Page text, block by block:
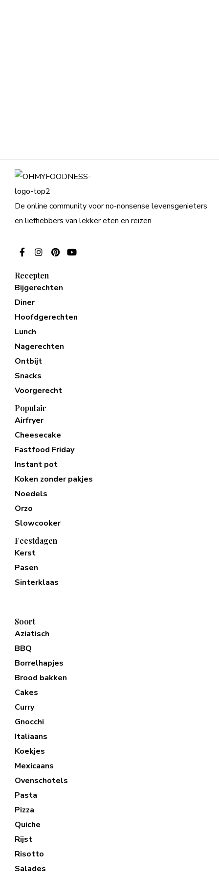
De online community voor no-nonsense levensgenieters
en liefhebbers van lekker eten en reizen
Recepten
Bijgerechten
Diner
Hoofdgerechten
Lunch
Nagerechten
Ontbijt
Snacks
Voorgerecht
Populair
Airfryer
Cheesecake
Fastfood Friday
Instant pot
Koken zonder pakjes
Noedels
Orzo
Slowcooker
Feestdagen
Kerst
Pasen
Sinterklaas
Soort
Aziatisch
BBQ
Borrelhapjes
Brood bakken
Cakes
Curry
Gnocchi
Italiaans
Koekjes
Mexicaans
Ovenschotels
Pasta
Pizza
Quiche
Rijst
Risotto
Salades